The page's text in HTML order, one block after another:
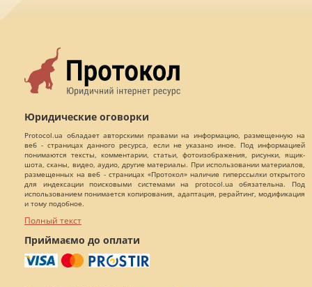
Юридические оговорки
Protocol.ua обладает авторскими правами на информацию, размещенную на
веб - страницах данного ресурса, если не указано иное. Под информацией
понимаются тексты, комментарии, статьи, фотоизображения, рисунки, ящик-
шота, сканы, видео, аудио, другие материалы. При использовании материалов,
размещенных на веб - страницах «Протокол» наличие гиперссылки открытого
для индексации поисковыми системами на protocol.ua обязательна. Под
использованием понимается копирования, адаптация, рерайтинг, модификация
и тому подобное.
Полный текст
Приймаємо до оплати